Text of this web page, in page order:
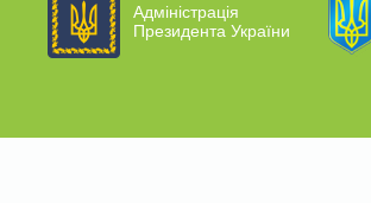
Адміністрація
Президента України